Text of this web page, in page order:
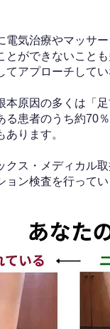
電気治療やマッサ
とができないこと
てアプローチしてい
本原因の多くは「
る患者のうち約70
あります。
クス・メディカル
ョン検査を行ってい